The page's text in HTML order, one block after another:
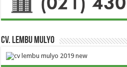
CV. Lembu Mulyo